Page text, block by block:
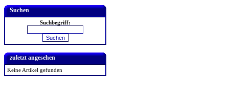
Suchen
Suchbegriff:
zuletzt angesehen
Keine Artikel gefunden